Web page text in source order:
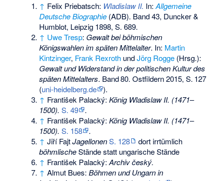
↑ Felix Priebatsch: Wladislaw II. In:Allgemeine
Deutsche Biographie (ADB). Band 43, Duncker &
Humblot, Leipzig 1898, S. 689.
↑ Uwe Tresp: Gewalt bei böhmischen
Königswahlen im späten Mittelalter. In: Martin
Kintzinger, Frank Rexroth undJörg Rogge (Hrsg.):
Gewalt und Widerstand in der politischen Kultur des
späten Mittelalters. Band80. Ostfildern 2015,S. 127
(uni-heidelberg.de
).
↑ František Palacký:König Wladislaw II. (1471–
1500). S. 49
.
↑ František Palacký:König Wladislaw II. (1471–
1500). S. 158
.
↑ Jiří FajtJagellonenS. 128
dort irrtümlich
böhmlischeStände statt ungarische Stände
↑ František Palacký:Archiv český.
↑ Almut Bues:Böhmen und Ungarn in